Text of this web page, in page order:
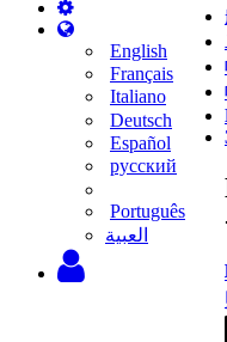
English
Français
Italiano
Deutsch
Español
русский
Português
‫العبية